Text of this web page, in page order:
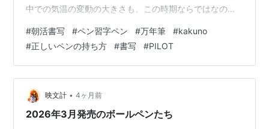
中での気温の変動の大きさも、この時期ならではなのか
んでしたけれど、書写活動は続いています。毎朝新しい
お題を出していただける《朝活書写》は、１日１題。水
曜日と土曜日に新しいお題を出してくださる《書写食堂
のお品書き》は、新規のお題がない日には過去のお題を
書くのが日課となりました。 《朝活書写》も、過去のお
題を書きたいと思いつつ、なかなか間が埋まり…
#朝活書写 #ペン習字ペン #万年筆 #kakuno
#正しいペンの持ち方 #書写 #PILOT
映文計 • 4ヶ月前
2026年3月発売のボールペンたち